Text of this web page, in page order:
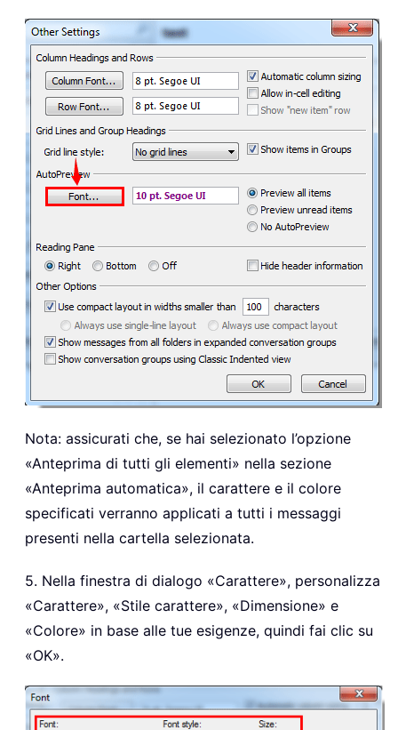
Nota: assicurati che, se hai selezionato l’opzione
«Anteprima di tutti gli elementi» nella sezione
«Anteprima automatica», il carattere e il colore
specificati verranno applicati a tutti i messaggi
presenti nella cartella selezionata.
5. Nella finestra di dialogo «Carattere», personalizza
«Carattere», «Stile carattere», «Dimensione» e
«Colore» in base alle tue esigenze, quindi fai clic su
«OK».